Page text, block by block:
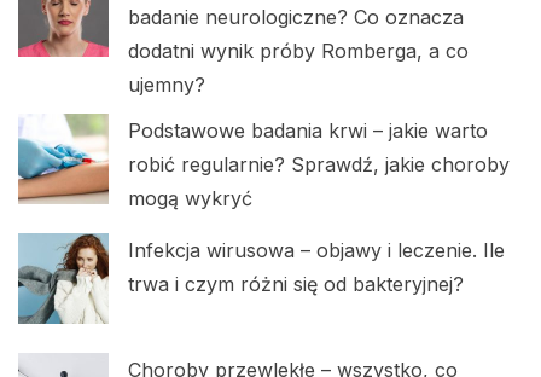
badanie neurologiczne? Co oznacza
dodatni wynik próby Romberga, a co
ujemny?
Podstawowe badania krwi – jakie warto
robić regularnie? Sprawdź, jakie choroby
mogą wykryć
Infekcja wirusowa – objawy i leczenie. Ile
trwa i czym różni się od bakteryjnej?
Choroby przewlekłe – wszystko, co